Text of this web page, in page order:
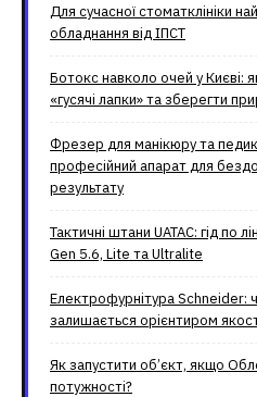
Для сучасної стоматклініки
обладнання від ІПСТ
Ботокс навколо очей у Києві:
«гусячі лапки» та зберегти
Фрезер для манікюру та
професійний апарат для
результату
Тактичні штани UATAC: гід по
Gen 5.6, Lite та Ultralite
Електрофурнітура Schneider:
залишається орієнтиром
Як запустити об’єкт, якщо
потужності?